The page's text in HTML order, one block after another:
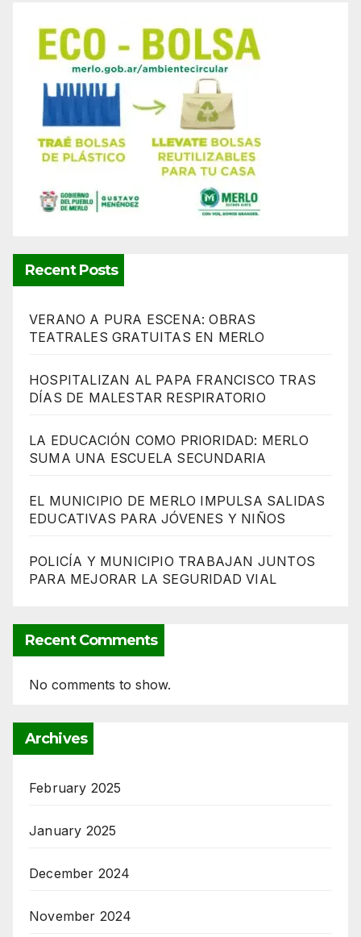
Recent Posts
VERANO A PURA ESCENA: OBRAS
TEATRALES GRATUITAS EN MERLO
HOSPITALIZAN AL PAPA FRANCISCO TRAS
DÍAS DE MALESTAR RESPIRATORIO
LA EDUCACIÓN COMO PRIORIDAD: MERLO
SUMA UNA ESCUELA SECUNDARIA
EL MUNICIPIO DE MERLO IMPULSA SALIDAS
EDUCATIVAS PARA JÓVENES Y NIÑOS
POLICÍA Y MUNICIPIO TRABAJAN JUNTOS
PARA MEJORAR LA SEGURIDAD VIAL
Recent Comments
No comments to show.
Archives
February 2025
January 2025
December 2024
November 2024